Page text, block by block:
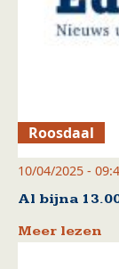
Roosdaal
10/04/2025 -
Al bijna
Meer lezen